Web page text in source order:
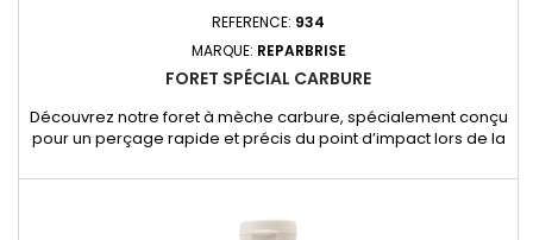
REFERENCE: 934
MARQUE: REPARBRISE
FORET SPÉCIAL CARBURE
Découvrez notre foret à mèche carbure, spécialement conçu
pour un perçage rapide et précis du point d’impact lors de la
conception hautement résistante permet un travail propre,
résine.